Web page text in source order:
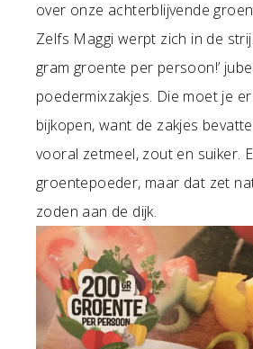
over onze achterblijvende
Zelfs Maggi werpt zich in de
gram groente per persoon!’
poedermixzakjes. Die moet je
bijkopen, want de zakjes
vooral zetmeel, zout en suiker.
groentepoeder, maar dat zet
zoden aan de dijk.